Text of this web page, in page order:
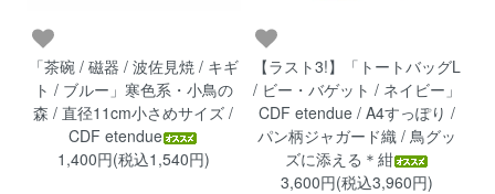
「茶碗 / 磁器 / 波佐見焼 / キギ
ト / ブルー」寒色系・小鳥の
森 / 直径11cm小さめサイズ /
CDF etendue
1,400円(税込1,540円)
【ラスト3!】「トートバッグL
/ ビー・バゲット / ネイビー」
CDF etendue / A4すっぽり /
パン柄ジャガード織 / 鳥グッ
ズに添える＊紺
3,600円(税込3,960円)